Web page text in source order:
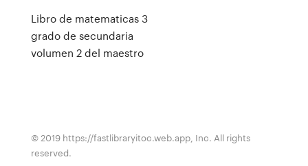
Libro de matematicas 3
grado de secundaria
volumen 2 del maestro
© 2019 https://fastlibraryitoc.web.app, Inc. All rights
reserved.